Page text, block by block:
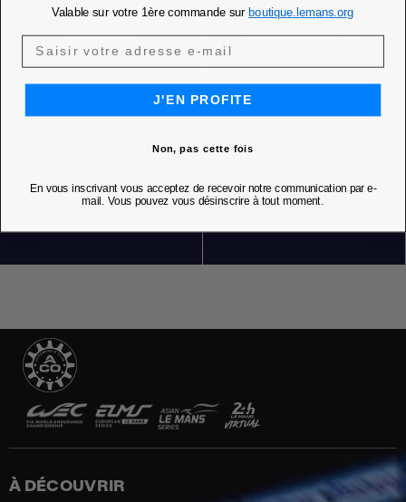
RETOURS GRATUITS SERVICE CLIENT 5 JOURS SUR 7
NOS BOUTIQUES
À DÉCOUVRIR
Valable sur votre 1ère commande sur boutique.lemans.org
J'EN PROFITE
Non, pas cette fois
En vous inscrivant vous acceptez de recevoir notre communication par e-
mail. Vous pouvez vous désinscrire à tout moment.